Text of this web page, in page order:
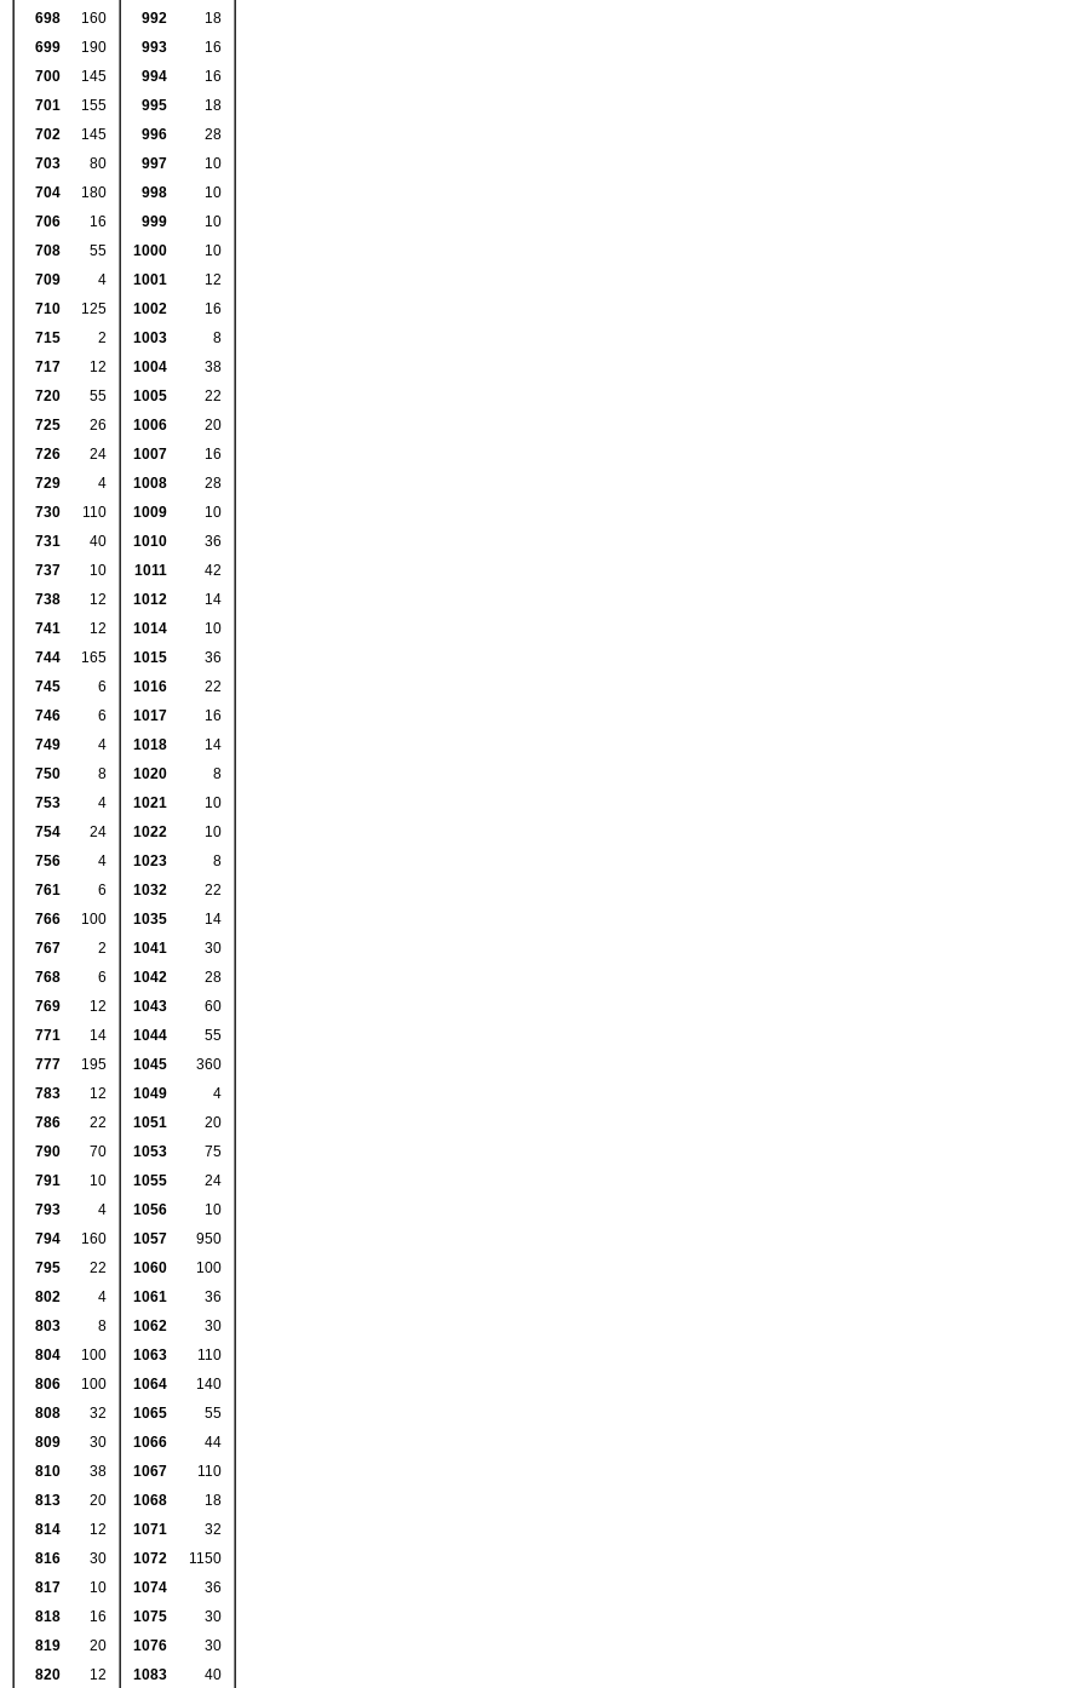
698
160
699
190
700
145
701
155
702
145
703
80
704
180
706
16
708
55
709
4
710
125
715
2
717
12
720
55
725
26
726
24
729
4
730
110
731
40
737
10
738
12
741
12
744
165
745
6
746
6
749
4
750
8
753
4
754
24
756
4
761
6
766
100
767
2
768
6
769
12
771
14
777
195
783
12
786
22
790
70
791
10
793
4
794
160
795
22
802
4
803
8
804
100
806
100
808
32
809
30
810
38
813
20
814
12
816
30
817
10
818
16
819
20
820
12
992
18
993
16
994
16
995
18
996
28
997
10
998
10
999
10
1000
10
1001
12
1002
16
1003
8
1004
38
1005
22
1006
20
1007
16
1008
28
1009
10
1010
36
1011
42
1012
14
1014
10
1015
36
1016
22
1017
16
1018
14
1020
8
1021
10
1022
10
1023
8
1032
22
1035
14
1041
30
1042
28
1043
60
1044
55
1045
360
1049
4
1051
20
1053
75
1055
24
1056
10
1057
950
1060
100
1061
36
1062
30
1063
110
1064
140
1065
55
1066
44
1067
110
1068
18
1071
32
1072
1150
1074
36
1075
30
1076
30
1083
40